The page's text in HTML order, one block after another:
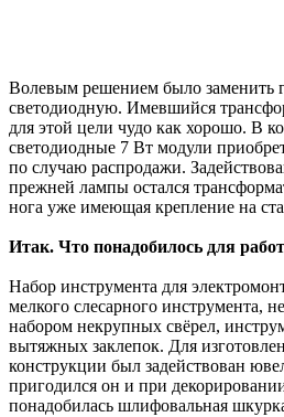
Волевым решением было заменить
светодиодную. Имевшийся
для этой цели чудо как хорошо. В
светодиодные 7 Вт модули
по случаю распродажи.
прежней лампы остался
нога уже имеющая крепление на
Итак. Что понадобилось для
Набор инструмента для
мелкого слесарного инструмента,
набором некрупных свёрел,
вытяжных заклепок. Для
конструкции был задействован
пригодился он и при
понадобилась шлифовальная